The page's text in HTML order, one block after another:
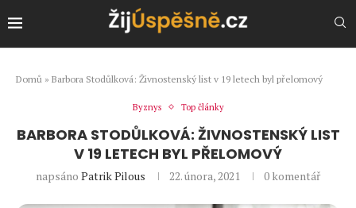
Domů » Barbora Stodůlková: Živnostenský list v 19 letech byl přelomový
Byznys Top články
BARBORA STODŮLKOVÁ: ŽIVNOSTENSKÝ LIST
V 19 LETECH BYL PŘELOMOVÝ
napsáno Patrik Pilous 22. února, 2021 0 komentář